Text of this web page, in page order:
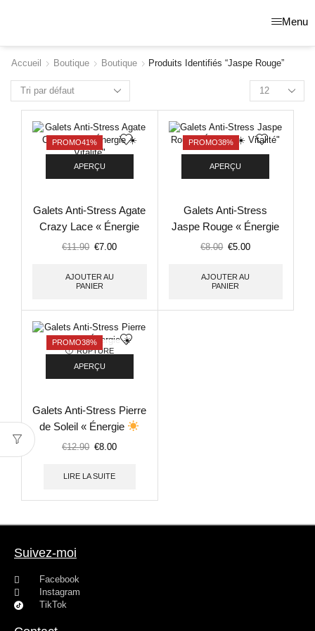
Menu
Accueil Boutique Boutique Produits Identifiés “jaspe Rouge”
PROMO41%
APERÇU
Galets Anti-Stress Agate
Crazy Lace « Énergie
Vitalité »
€11.90 €7.00
AJOUTER AU
PANIER
PROMO38%
APERÇU
Galets Anti-Stress
Jaspe Rouge « Énergie
Vitalité »
€8.00 €5.00
AJOUTER AU
PANIER
PROMO38%
RUPTURE
DE STOCK
APERÇU
Galets Anti-Stress Pierre
de Soleil « Énergie
Vitalité »
€12.90 €8.00
LIRE LA SUITE
Suivez-moi
Facebook
Instagram
TikTok